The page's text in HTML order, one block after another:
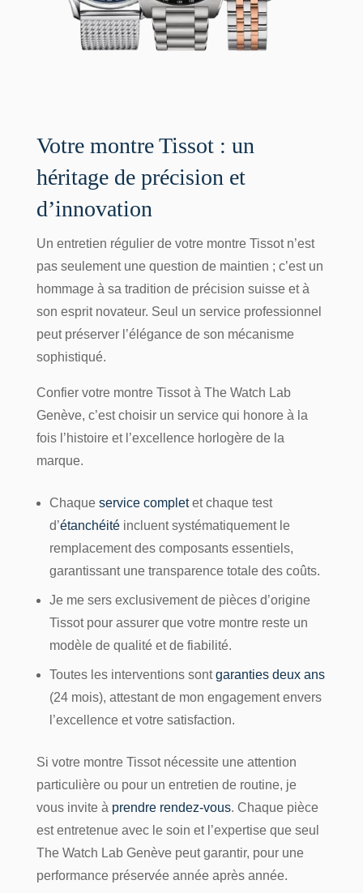
Votre montre Tissot : un
héritage de précision et
d’innovation
Un entretien régulier de votre montre Tissot n’est
pas seulement une question de maintien ; c’est un
hommage à sa tradition de précision suisse et à
son esprit novateur. Seul un service professionnel
peut préserver l’élégance de son mécanisme
sophistiqué.
Confier votre montre Tissot à The Watch Lab
Genève, c’est choisir un service qui honore à la
fois l’histoire et l’excellence horlogère de la
marque.
Chaque service completet chaque test
d’étanchéitéincluent systématiquement le
remplacement des composants essentiels,
garantissant une transparence totale des coûts.
Je me sers exclusivement de pièces d’origine
Tissot pour assurer que votre montre reste un
modèle de qualité et de fiabilité.
Toutes les interventions sontgaranties deux ans
(24 mois), attestant de mon engagement envers
l’excellence et votre satisfaction.
Si votre montre Tissot nécessite une attention
particulière ou pour un entretien de routine, je
vous invite à prendre rendez-vous. Chaque pièce
est entretenue avec le soin et l’expertise que seul
The Watch Lab Genèvepeut garantir, pour une
performance préservée année après année.